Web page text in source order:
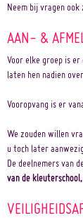
Neem bij vragen
AAN- &
Voor elke groep is
laten hen nadien
Vooropvang is er
We zouden willen
u toch later
De deelnemers van
van de